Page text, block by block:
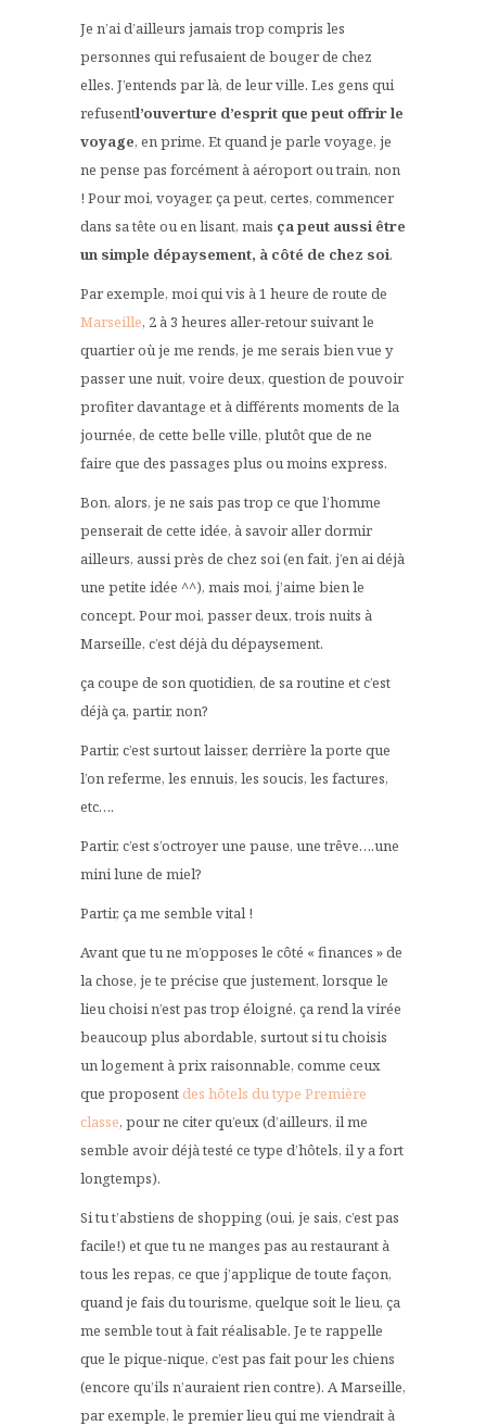
Je n’ai d’ailleurs jamais trop compris les
personnes qui refusaient de bouger de chez
elles. J’entends par là, de leur ville. Les gens qui
refusentl’ouverture d’esprit que peut offrir le
voyage, en prime. Et quand je parle voyage, je
ne pense pas forcément à aéroport ou train, non
! Pour moi, voyager, ça peut, certes, commencer
dans sa tête ou en lisant, mais ça peut aussi être
un simple dépaysement, à côté de chez soi.
Par exemple, moi qui vis à 1 heure de route de
Marseille, 2 à 3 heures aller-retour suivant le
quartier où je me rends, je me serais bien vue y
passer une nuit, voire deux, question de pouvoir
profiter davantage et à différents moments de la
journée, de cette belle ville, plutôt que de ne
faire que des passages plus ou moins express.
Bon, alors, je ne sais pas trop ce que l’homme
penserait de cette idée, à savoir aller dormir
ailleurs, aussi près de chez soi (en fait, j’en ai déjà
une petite idée ^^), mais moi, j’aime bien le
concept. Pour moi, passer deux, trois nuits à
Marseille, c’est déjà du dépaysement.
ça coupe de son quotidien, de sa routine et c’est
déjà ça, partir, non?
Partir, c’est surtout laisser, derrière la porte que
l’on referme, les ennuis, les soucis, les factures,
etc….
Partir, c’est s’octroyer une pause, une trêve….une
mini lune de miel?
Partir, ça me semble vital !
Avant que tu ne m’opposes le côté « finances » de
la chose, je te précise que justement, lorsque le
lieu choisi n’est pas trop éloigné, ça rend la virée
beaucoup plus abordable, surtout si tu choisis
un logement à prix raisonnable, comme ceux
que proposentdes hôtels du type Première
classe, pour ne citer qu’eux (d’ailleurs, il me
semble avoir déjà testé ce type d’hôtels, il y a fort
longtemps).
Si tu t’abstiens de shopping (oui, je sais, c’est pas
facile!) et que tu ne manges pas au restaurant à
tous les repas, ce que j’applique de toute façon,
quand je fais du tourisme, quelque soit le lieu, ça
me semble tout à fait réalisable. Je te rappelle
que le pique-nique, c’est pas fait pour les chiens
(encore qu’ils n’auraient rien contre). A Marseille,
par exemple, le premier lieu qui me viendrait à